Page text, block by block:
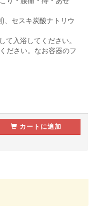
、セスキ炭酸ナトリウ
て入浴してください。
ださい。なお容器のフ
カートに追加